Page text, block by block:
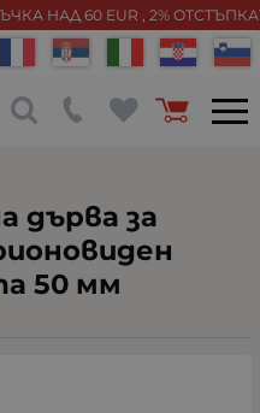
НАД 60 EUR , 2%
дърва за
50 мм